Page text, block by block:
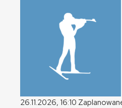
26.11.2026, 16:10